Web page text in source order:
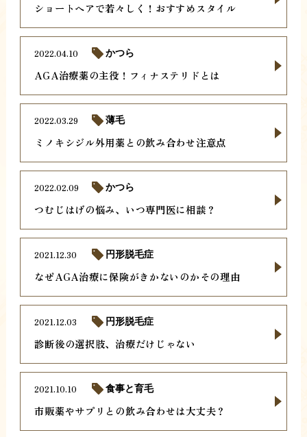
ショートヘアで若々しく！おすすめスタイル
AGA治療薬の主役！フィナステリドとは
2022.04.10 かつら
ミノキシジル外用薬との飲み合わせ注意点
2022.03.29 薄毛
つむじはげの悩み、いつ専門医に相談？
2022.02.09 かつら
なぜAGA治療に保険がきかないのかその理由
2021.12.30 円形脱毛症
診断後の選択肢、治療だけじゃない
2021.12.03 円形脱毛症
市販薬やサプリとの飲み合わせは大丈夫？
2021.10.10 食事と育毛